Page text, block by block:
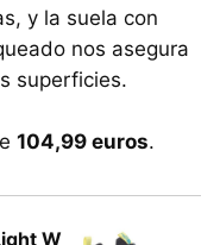
y la suela con
nos asegura
superficies.
104,99 euros.
W